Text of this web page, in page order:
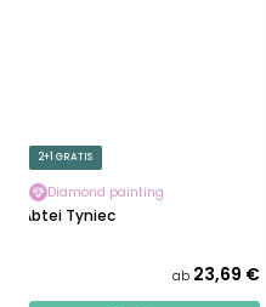
2+1 GRATIS
Diamond painting
Abtei Tyniec
ab 23,69 €